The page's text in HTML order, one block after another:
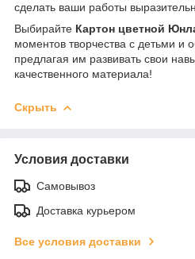
сделать ваши работы
Выбирайте Картон цветной
моментов творчества с детьми и
предлагая им развивать свои
качественного материала!
Скрыть
Условия доставки
Самовывоз
Доставка курьером
Все условия доставки